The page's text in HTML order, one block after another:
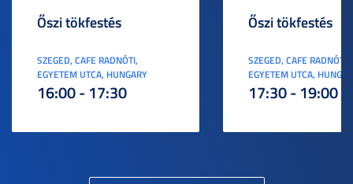
Őszi tökfestés
SZEGED, CAFE RADNÓTI,
EGYETEM UTCA, HUNGARY
16:00 - 17:30
Őszi tökfestés
SZEGED, CAFE RADNÓTI,
EGYETEM UTCA,
17:30 - 19:00